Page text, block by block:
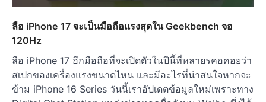
ลือ iPhone 17 จะเป็นมือถือแรงสุดใน Geekbench จอ
120Hz
ลือ iPhone 17 อีกมือถือที่จะเปิดตัวในปีนี้ที่หลายรคอคอยว่า
สเปกของเครื่องแรงขนาดไหน และมีอะไรที่น่าสนใจหากจะ
ข้าม iPhone 16 Series วันนี้เราอัปเดตข้อมูลใหม่เพราะทาง